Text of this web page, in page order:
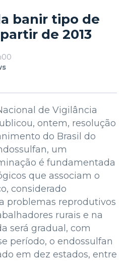
banir tipo de
de 2013
de Vigilância
ontem, resolução
do Brasil do
um
é fundamentada
que associam o
considerado
problemas reprodutivos
rurais e na
será gradual, com
período, o endossulfan
em dez estados, entre